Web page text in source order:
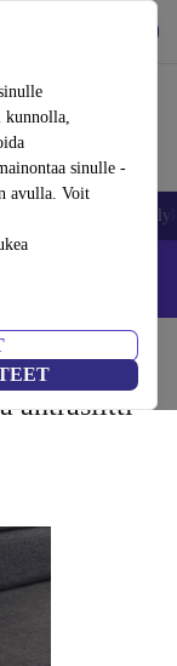
kunnolla,
sinulle -
avulla. Voit
–
antrasiitti